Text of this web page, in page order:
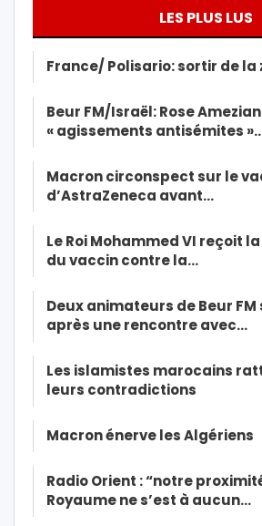
LES PLUS LUS
France/ Polisario: sortir de la
Beur FM/Israël: Rose
« agissements antisémites
Macron circonspect sur le
d’AstraZeneca avant…
Le Roi Mohammed VI reçoit
du vaccin contre la…
Deux animateurs de Beur
après une rencontre avec…
Les islamistes marocains
leurs contradictions
Macron énerve les Algériens
Radio Orient : “notre
Royaume ne s’est à aucun…